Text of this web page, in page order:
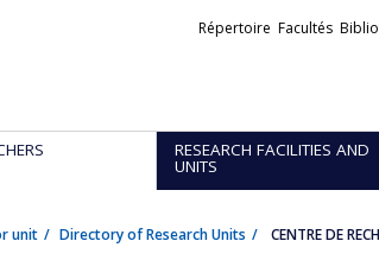
Liens
Répertoire Facultés
RESEARCH FACILITIES AND
UNITS
unit Directory of Research Units CENTRE DE